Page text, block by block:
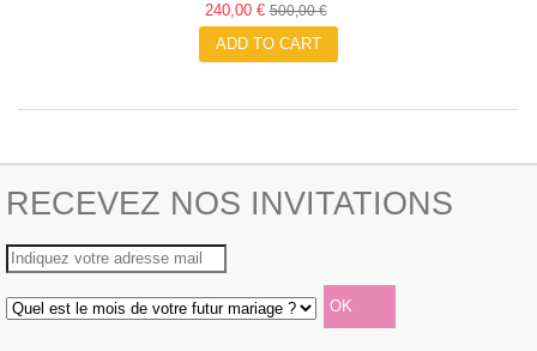
240,00 €500,00 €
ADD TO CART
RECEVEZ NOS INVITATIONS